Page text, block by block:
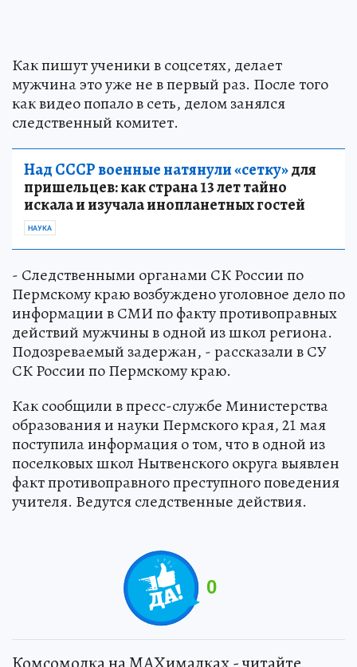
Как пишут ученики в соцсетях, делает
мужчина это уже не в первый раз. После того
как видео попало в сеть, делом занялся
следственный комитет.
Над СССР военные натянули «сетку»для
пришельцев: как страна 13 лет тайно
искала и изучала инопланетных гостей
НАУКА
- Следственными органами СК России по
Пермскому краю возбуждено уголовное дело по
информации в СМИ по факту противоправных
действий мужчины в одной из школ региона.
Подозреваемый задержан, - рассказали в СУ
СК России по Пермскому краю.
Как сообщили в пресс-службе Министерства
образования и науки Пермского края, 21 мая
поступила информация о том, что в одной из
поселковых школ Нытвенского округа выявлен
факт противоправного преступного поведения
учителя. Ведутся следственные действия.
0